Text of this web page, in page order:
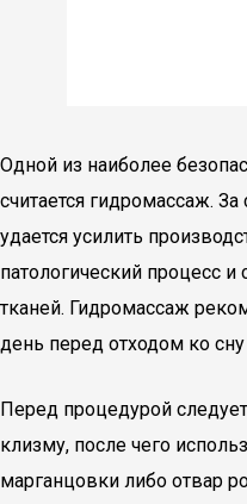
Одной из наиболее
считается гидромассаж.
удается усилить
патологический процесс и
тканей. Гидромассаж
день перед отходом ко
Перед процедурой
клизму, после чего
марганцовки либо отвар